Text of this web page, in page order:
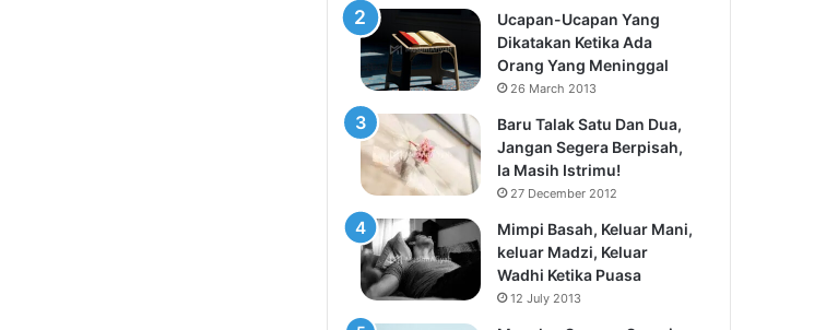
Ucapan-Ucapan Yang
Dikatakan Ketika Ada
Orang Yang Meninggal
26 March 2013
Baru Talak Satu Dan Dua,
Jangan Segera Berpisah,
Ia Masih Istrimu!
27 December 2012
Mimpi Basah, Keluar Mani,
keluar Madzi, Keluar
Wadhi Ketika Puasa
12 July 2013